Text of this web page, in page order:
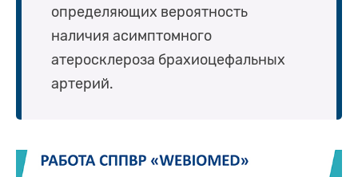
определяющих вероятность
наличия асимптомного
атеросклероза брахиоцефальных
артерий.